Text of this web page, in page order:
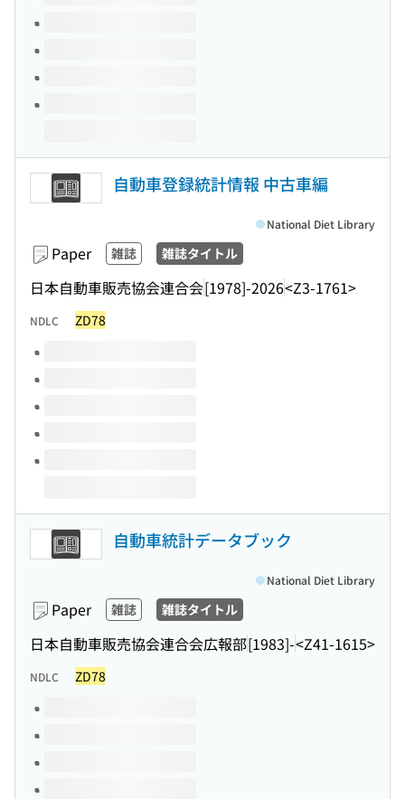
自動車登録統計情報 中古車編
Paper 雑誌 雑誌タイトル
日本自動車販売協会連合会[1978]-2026<Z3-1761>
National Diet Library
NDLC ZD78
Volumes of this title
自動車統計データブック
Paper 雑誌 雑誌タイトル
日本自動車販売協会連合会広報部[1983]-<Z41-1615>
National Diet Library
NDLC ZD78
Volumes of this title